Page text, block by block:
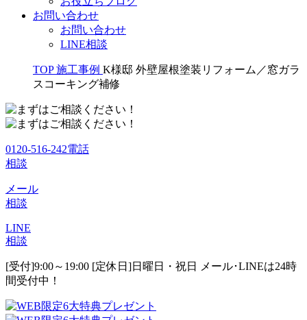
お問い合わせ
お問い合わせ
LINE相談
TOP 施工事例 K様邸 外壁屋根塗装リフォーム／窓ガラ
スコーキング補修
0120-516-242電話
相談
メール
相談
LINE
相談
[受付]9:00～19:00 [定休日]日曜日・祝日
メール･LINEは24時
間受付中！